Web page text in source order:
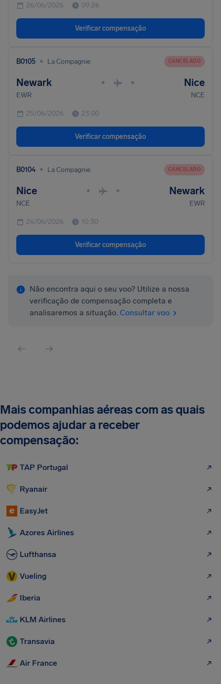
26/06/2026 09:26
Verificar compensação
B0105 • La Compagnie CANCELADO
Newark • • Nice
EWR NCE
25/06/2026 23:00
Verificar compensação
B0104 • La Compagnie CANCELADO
Nice • • Newark
NCE EWR
24/06/2026 10:30
Verificar compensação
Não encontra aqui o seu voo? Utilize a nossa
verificação de compensação completa e
analisaremos a situação. Consultar voo
Mais companhias aéreas com as quais
podemos ajudar a receber
compensação:
TAP Portugal
Ryanair
EasyJet
Azores Airlines
Lufthansa
Vueling
Iberia
KLM Airlines
Transavia
Air France